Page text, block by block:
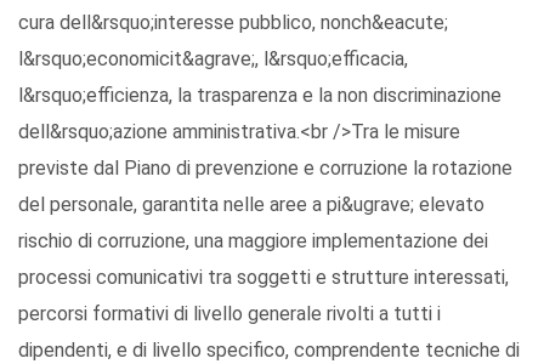
cura dell&rsquo;interesse pubblico, nonch&eacute;
l&rsquo;economicit&agrave;, l&rsquo;efficacia,
l&rsquo;efficienza, la trasparenza e la non discriminazione
dell&rsquo;azione amministrativa.<br />Tra le misure
previste dal Piano di prevenzione e corruzione la rotazione
del personale, garantita nelle aree a pi&ugrave; elevato
rischio di corruzione, una maggiore implementazione dei
processi comunicativi tra soggetti e strutture interessati,
percorsi formativi di livello generale rivolti a tutti i
dipendenti, e di livello specifico, comprendente tecniche di